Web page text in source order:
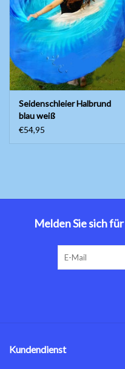
Seidenschleier Halbrund
blau weiß
€54,95
Melden Sie sich
Kundendienst